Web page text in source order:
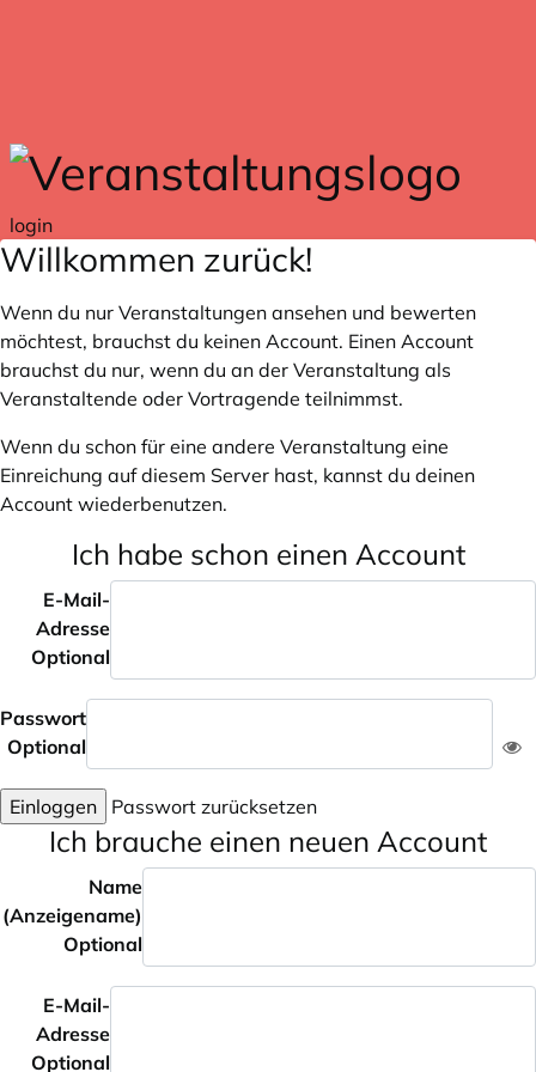
login
Willkommen zurück!
Wenn du nur Veranstaltungen ansehen und bewerten
möchtest, brauchst du keinen Account. Einen Account
brauchst du nur, wenn du an der Veranstaltung als
Veranstaltende oder Vortragende teilnimmst.
Wenn du schon für eine andere Veranstaltung eine
Einreichung auf diesem Server hast, kannst du deinen
Account wiederbenutzen.
Ich habe schon einen Account
E-Mail-
Adresse
Optional
Passwort
Optional
Einloggen Passwort zurücksetzen
Ich brauche einen neuen Account
Name
(Anzeigename)
Optional
E-Mail-
Adresse
Optional